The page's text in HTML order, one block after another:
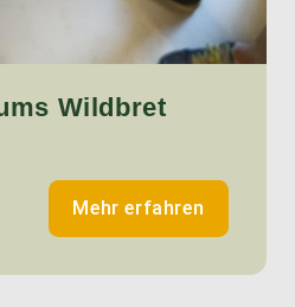
Wildbret
Mehr erfahren